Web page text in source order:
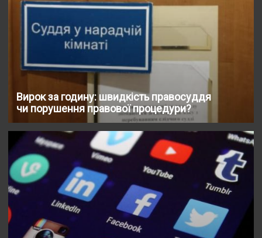
Вирок за годину: швидкість правосуддя
чи порушення правової процедури?